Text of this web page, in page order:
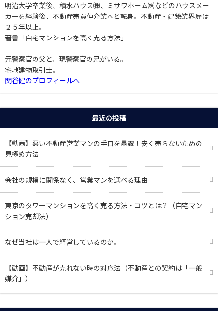
明治大学卒業後、積水ハウス㈱、ミサワホーム㈱などのハウスメー
カーを経験後、不動産売買仲介業へと転身。不動産・建築業界歴は
２５年以上。
著書「自宅マンションを高く売る方法」
元警察官の父と、現警察官の兄がいる。
宅地建物取引士。
関谷健のプロフィールへ
最近の投稿
【動画】悪い不動産営業マンの手口を暴露！安く売らないための
見極め方法
会社の規模に関係なく、営業マンを選べる理由
東京のタワーマンションを高く売る方法・コツとは？（自宅マン
ション売却法）
なぜ当社は一人で経営しているのか。
【動画】不動産が売れない時の対応法（不動産との契約は「一般
媒介」）